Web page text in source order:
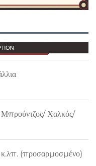
Χαλκός/
κ.λπ. (προσαρμοσμένο)